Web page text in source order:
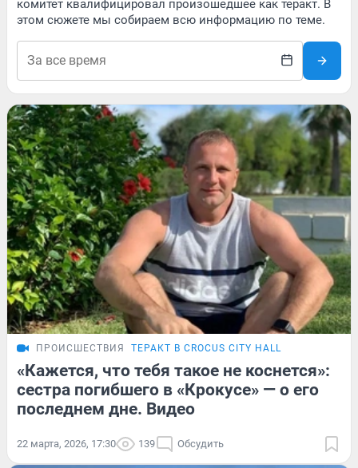
комитет квалифицировал произошедшее как теракт. В
этом сюжете мы собираем всю информацию по теме.
ПРОИСШЕСТВИЯ ТЕРАКТ В CROCUS CITY HALL
«Кажется, что тебя такое не коснется»:
сестра погибшего в «Крокусе» — о его
последнем дне. Видео
22 марта, 2026, 17:30 139 Обсудить